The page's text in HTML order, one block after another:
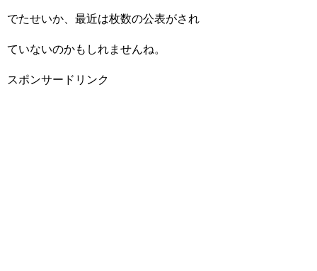
でたせいか、最近は枚数の公表がされ
ていないのかもしれませんね。
スポンサードリンク